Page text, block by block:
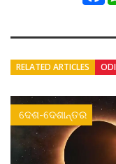
RELATED ARTICLES
ଦେଶ-ଦେଶାନ୍ତର